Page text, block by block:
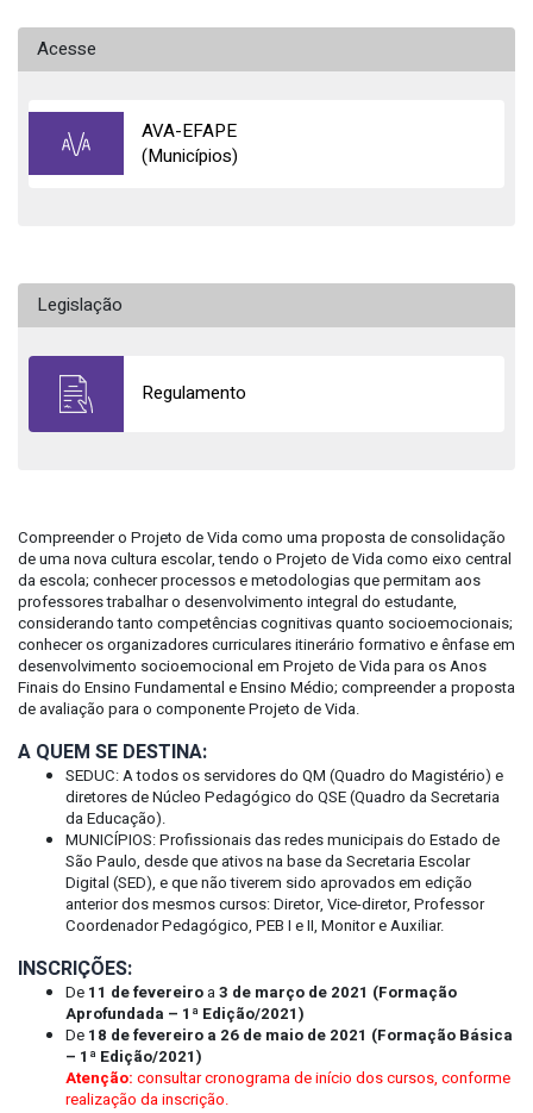
Acesse
AVA-EFAPE
(Municípios)
Legislação
Regulamento
Compreender o Projeto de Vida como uma proposta de consolidação
de uma nova cultura escolar, tendo o Projeto de Vida como eixo central
da escola; conhecer processos e metodologias que permitam aos
professores trabalhar o desenvolvimento integral do estudante,
considerando tanto competências cognitivas quanto socioemocionais;
conhecer os organizadores curriculares itinerário formativo e ênfase em
desenvolvimento socioemocional em Projeto de Vida para os Anos
Finais do Ensino Fundamental e Ensino Médio; compreender a proposta
de avaliação para o componente Projeto de Vida.
A QUEM SE DESTINA:
SEDUC: A todos os servidores do QM (Quadro do Magistério) e
diretores de Núcleo Pedagógico do QSE (Quadro da Secretaria
da Educação).
MUNICÍPIOS: Profissionais das redes municipais do Estado de
São Paulo, desde que ativos na base da Secretaria Escolar
Digital (SED), e que não tiverem sido aprovados em edição
anterior dos mesmos cursos: Diretor, Vice-diretor, Professor
Coordenador Pedagógico, PEB I e II, Monitor e Auxiliar.
INSCRIÇÕES:
De 11 de fevereiroa3 de março de 2021 (Formação
Aprofundada – 1ª Edição/2021)
De 18 de fevereiro a 26 de maio de 2021 (Formação Básica
– 1ª Edição/2021)
Atenção: consultar cronograma de início dos cursos, conforme
realização da inscrição.